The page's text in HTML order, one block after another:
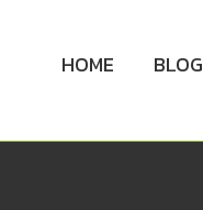
HOME BLOG